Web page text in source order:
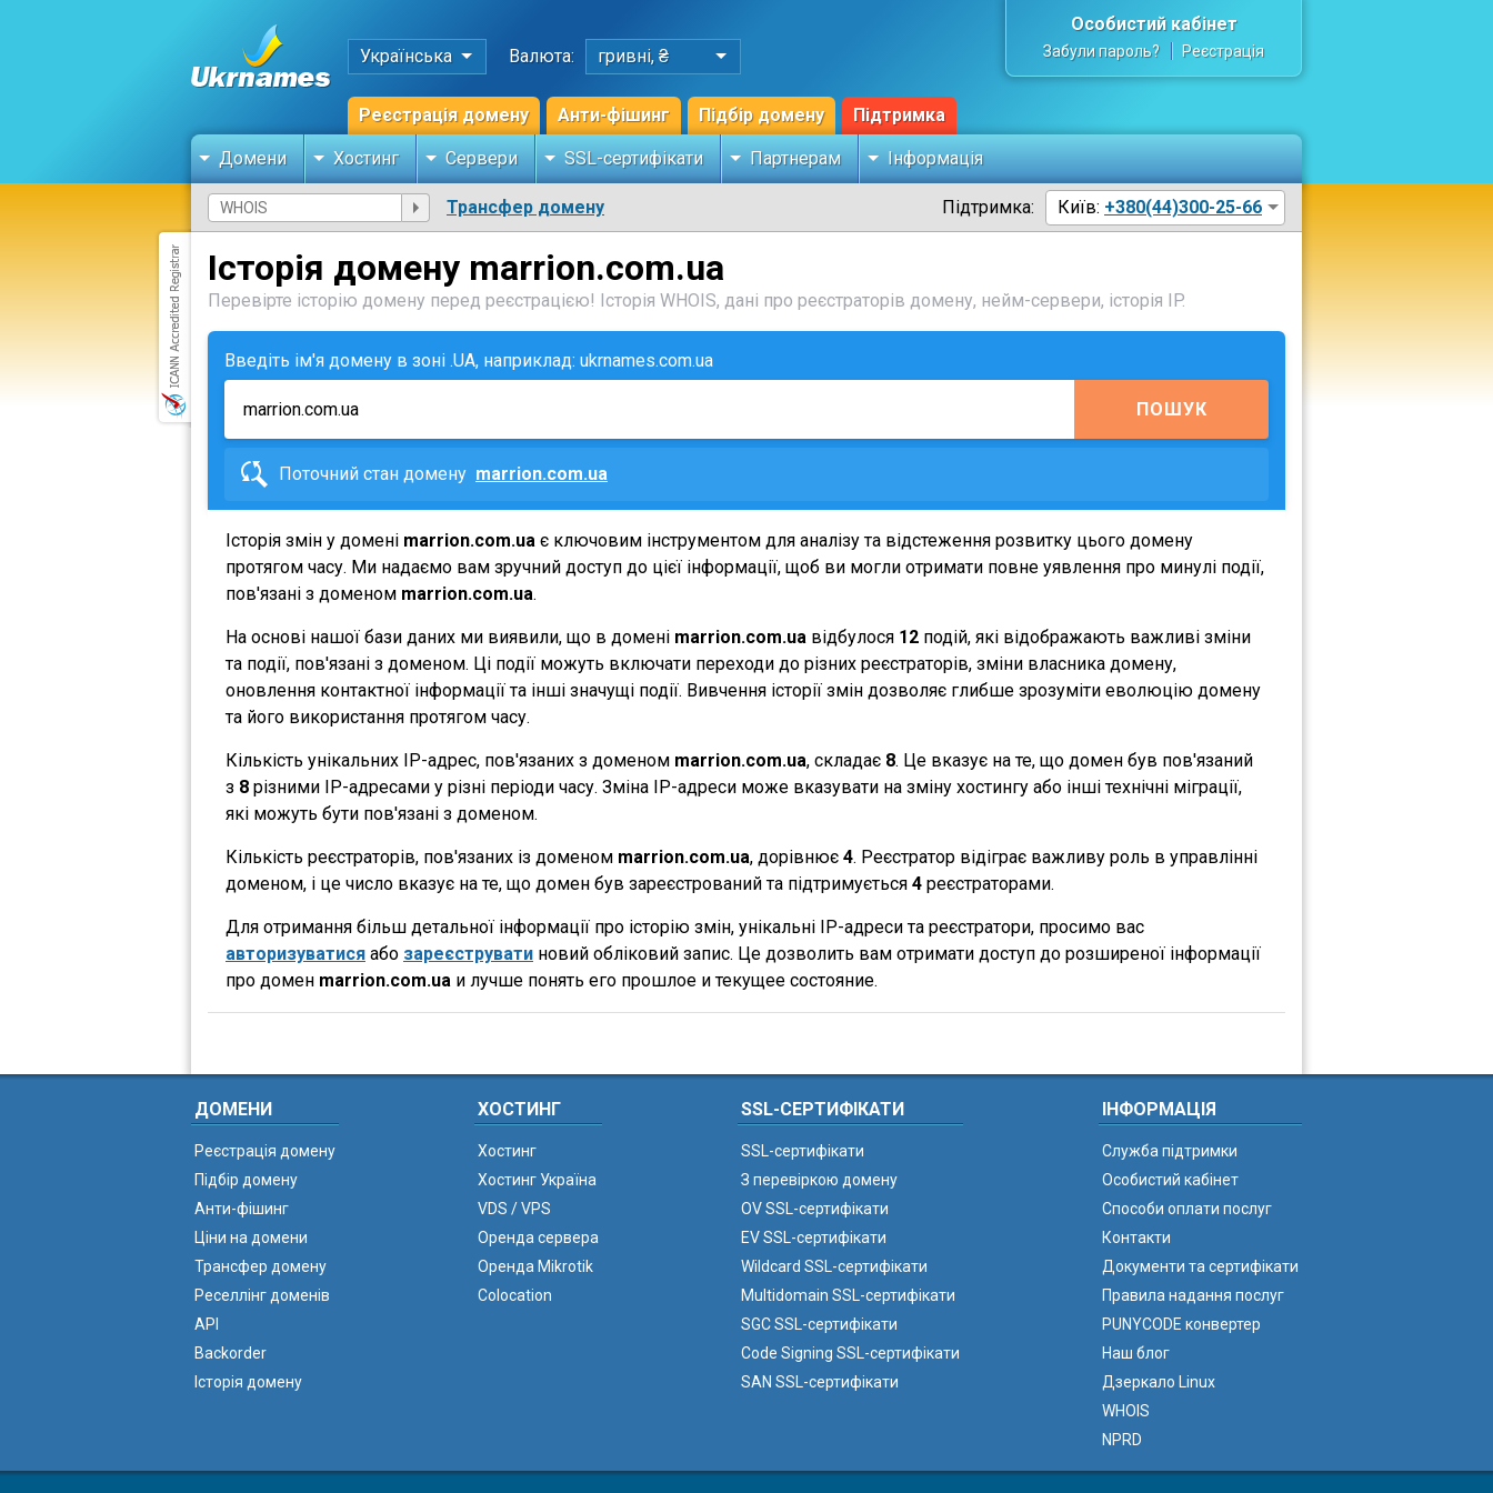
Українська Валюта: гривні, ₴
Реєстрація домену Анти-фішинг Підбір домену Підтримка
Особистий кабінет
Забули пароль? Реєстрація
Домени Хостинг Сервери SSL-сертифікати Партнерам Інформація
Трансфер домену Підтримка: Київ: +380(44)300-25-66
Історія домену marrion.com.ua
Перевірте історію домену перед реєстрацією! Історія WHOIS, дані про реєстраторів домену, нейм-сервери, історія IP.
Введіть ім'я домену в зоні .UA, наприклад: ukrnames.com.ua
ПОШУК
Поточний стан домену marrion.com.ua
Історія змін у домені marrion.com.ua є ключовим інструментом для аналізу та відстеження розвитку цього домену
протягом часу. Ми надаємо вам зручний доступ до цієї інформації, щоб ви могли отримати повне уявлення про минулі події,
пов'язані з доменом marrion.com.ua.
На основі нашої бази даних ми виявили, що в домені marrion.com.ua відбулося 12 подій, які відображають важливі зміни
та події, пов'язані з доменом. Ці події можуть включати переходи до різних реєстраторів, зміни власника домену,
оновлення контактної інформації та інші значущі події. Вивчення історії змін дозволяє глибше зрозуміти еволюцію домену
та його використання протягом часу.
Кількість унікальних IP-адрес, пов'язаних з доменом marrion.com.ua, складає 8. Це вказує на те, що домен був пов'язаний
з 8 різними IP-адресами у різні періоди часу. Зміна IP-адреси може вказувати на зміну хостингу або інші технічні міграції,
які можуть бути пов'язані з доменом.
Кількість реєстраторів, пов'язаних із доменом marrion.com.ua, дорівнює 4. Реєстратор відіграє важливу роль в управлінні
доменом, і це число вказує на те, що домен був зареєстрований та підтримується 4 реєстраторами.
Для отримання більш детальної інформації про історію змін, унікальні IP-адреси та реєстратори, просимо вас
авторизуватися або зареєструвати новий обліковий запис. Це дозволить вам отримати доступ до розширеної інформації
про домен marrion.com.ua и лучше понять его прошлое и текущее состояние.
ДОМЕНИ
Реєстрація домену
Підбір домену
Анти-фішинг
Ціни на домени
Трансфер домену
Реселлінг доменів
API
Backorder
Історія домену
ХОСТИНГ
Хостинг
Хостинг Україна
VDS / VPS
Оренда сервера
Оренда Mikrotik
Colocation
SSL-СЕРТИФІКАТИ
SSL-сертифікати
З перевіркою домену
OV SSL-сертифікати
EV SSL-сертифікати
Wildcard SSL-сертифікати
Multidomain SSL-сертифікати
SGC SSL-сертифікати
Code Signing SSL-сертифікати
SAN SSL-сертифікати
ІНФОРМАЦІЯ
Служба підтримки
Особистий кабінет
Способи оплати послуг
Контакти
Документи та сертифікати
Правила надання послуг
PUNYCODE конвертер
Наш блог
Дзеркало Linux
WHOIS
NPRD